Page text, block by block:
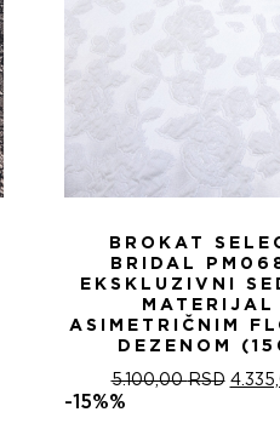
BROKAT
BRIDAL
EKSKLUZIVNI
MATERIJAL
ASIMETRIČNIM
DEZENOM
5.100,00RSD
-15%%